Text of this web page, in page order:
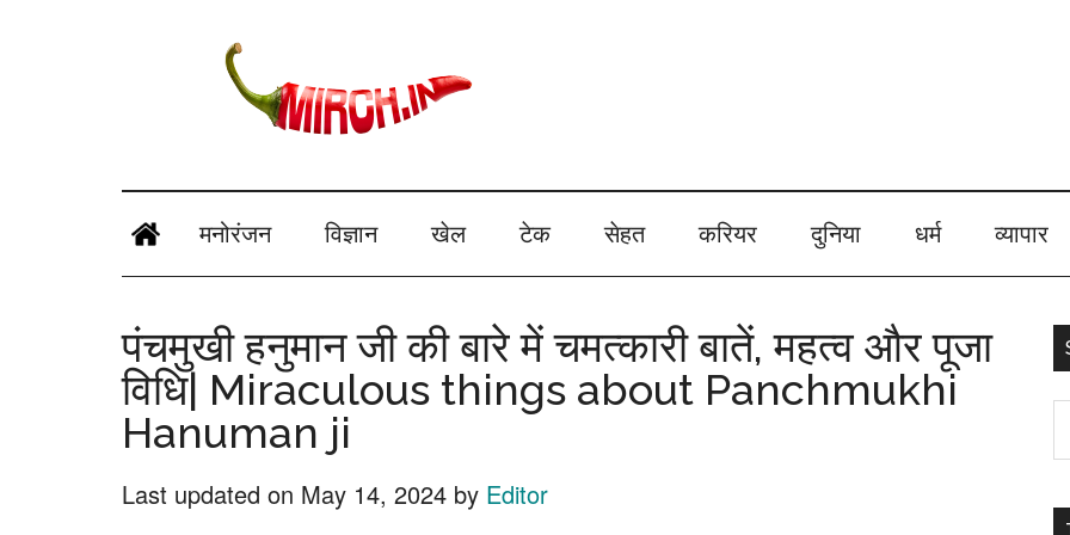
mirch.in
and
Hindi
मनोरंजन विज्ञान खेल टेक सेहत करियर दुनिया धर्म व्यापार
पंचमुखी हनुमान जी की बारे में चमत्कारी बातें, महत्व और पूजा
विधि| Miraculous things about Panchmukhi
Hanuman ji
Last updated on May 14, 2024 by Editor